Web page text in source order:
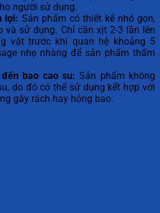
người sử dụng.
lợi: Sản phẩm có thiết kế nhỏ gọn,
và sử dụng. Chỉ cần xịt 2-3 lần lên
vật trước khi quan hệ khoảng 5
nhẹ nhàng để sản phẩm thấm
bao cao su: Sản phẩm không
do đó có thể sử dụng kết hợp với
gây rách hay hỏng bao.